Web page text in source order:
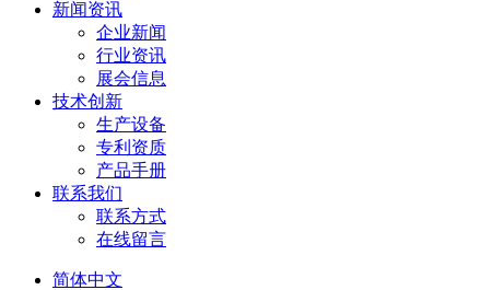
新闻资讯
企业新闻
行业资讯
展会信息
技术创新
生产设备
专利资质
产品手册
联系我们
联系方式
在线留言
简体中文